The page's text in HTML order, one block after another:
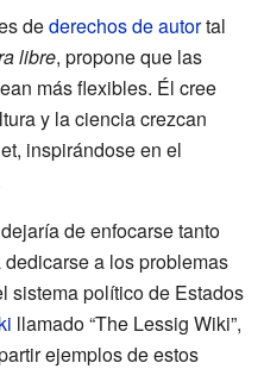
dederechos de autortal
libre, propone que las
más flexibles. Él cree
y la ciencia crezcan
inspirándose en el
de enfocarse tanto
a los problemas
sistema político de Estados
llamado “The Lessig Wiki”,
ejemplos de estos